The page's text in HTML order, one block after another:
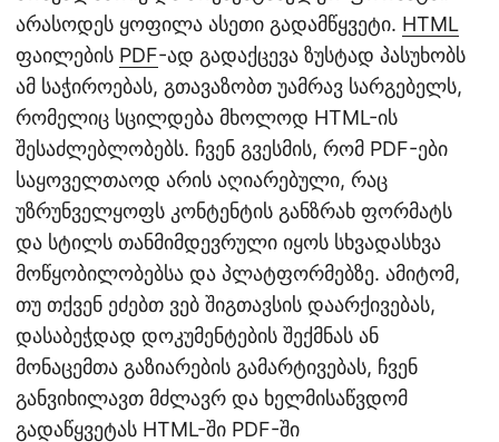
არასოდეს ყოფილა ასეთი გადამწყვეტი. HTML
ფაილების PDF-ად გადაქცევა ზუსტად პასუხობს
ამ საჭიროებას, გთავაზობთ უამრავ სარგებელს,
რომელიც სცილდება მხოლოდ HTML-ის
შესაძლებლობებს. ჩვენ გვესმის, რომ PDF-ები
საყოველთაოდ არის აღიარებული, რაც
უზრუნველყოფს კონტენტის განზრახ ფორმატს
და სტილს თანმიმდევრული იყოს სხვადასხვა
მოწყობილობებსა და პლატფორმებზე. ამიტომ,
თუ თქვენ ეძებთ ვებ შიგთავსის დაარქივებას,
დასაბეჭდად დოკუმენტების შექმნას ან
მონაცემთა გაზიარების გამარტივებას, ჩვენ
განვიხილავთ მძლავრ და ხელმისაწვდომ
გადაწყვეტას HTML-ში PDF-ში